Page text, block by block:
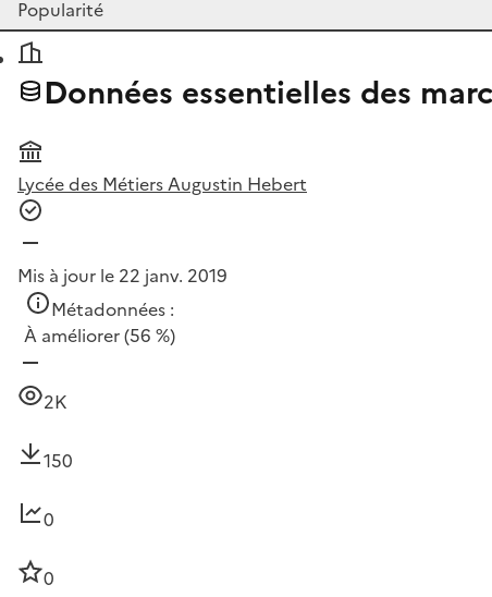
Données essentielles des
Lycée des Métiers Augustin Hebert
Mis à jour le 22 janv. 2019
Métadonnées :
À améliorer(56 %)
2K
150
0
0